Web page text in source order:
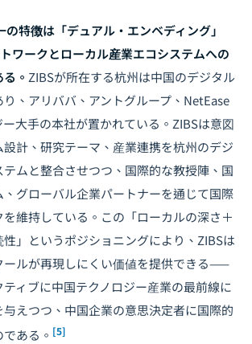
特徴は「デュアル・エンベディング」
ワークとローカル産業エコシステムへの
。 ZIBSが所在する杭州は中国のデジタル
、アリババ、アントグループ、NetEase
大手の本社が置かれている。ZIBSは意図
計、研究テーマ、産業連携を杭州のデジ
ムと整合させつつ、国際的な教授陣、国
グローバル企業パートナーを通じて国際
維持している。この「ローカルの深さ＋
」というポジショニングにより、ZIBSは
ールが再現しにくい価値を提供できる——
ィブに中国テクノロジー産業の最前線に
えつつ、中国企業の意思決定者に国際的
ある。 [5]